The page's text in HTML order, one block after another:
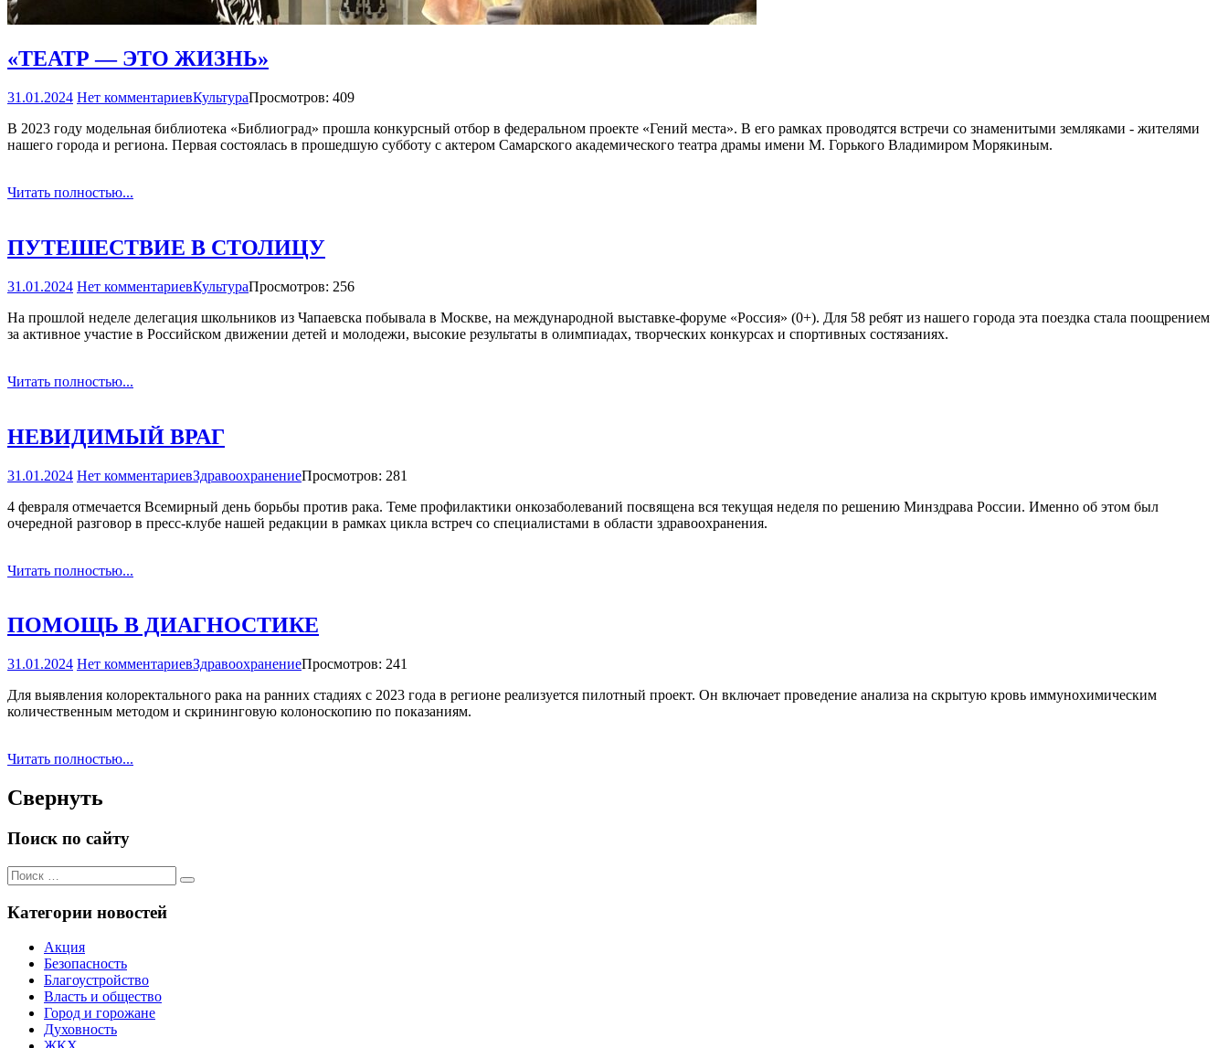
«ТЕАТР — ЭТО ЖИЗНЬ»
31.01.2024 Нет комментариевКультураПросмотров: 409
В 2023 году модельная библиотека «Библиоград» прошла конкурсный отбор в федеральном проекте «Гений места». В его рамках проводятся встречи со знаменитыми земляками - жителями
нашего города и региона. Первая состоялась в прошедшую субботу с актером Самарского академического театра драмы имени М. Горького Владимиром Морякиным.
Читать полностью...
ПУТЕШЕСТВИЕ В СТОЛИЦУ
31.01.2024 Нет комментариевКультураПросмотров: 256
На прошлой неделе делегация школьников из Чапаевска побывала в Москве, на международной выставке-форуме «Россия» (0+). Для 58 ребят из нашего города эта поездка стала поощрением
за активное участие в Российском движении детей и молодежи, высокие результаты в олимпиадах, творческих конкурсах и спортивных состязаниях.
Читать полностью...
НЕВИДИМЫЙ ВРАГ
31.01.2024 Нет комментариевЗдравоохранениеПросмотров: 281
4 февраля отмечается Всемирный день борьбы против рака. Теме профилактики онкозаболеваний посвящена вся текущая неделя по решению Минздрава России. Именно об этом был
очередной разговор в пресс-клубе нашей редакции в рамках цикла встреч со специалистами в области здравоохранения.
Читать полностью...
ПОМОЩЬ В ДИАГНОСТИКЕ
31.01.2024 Нет комментариевЗдравоохранениеПросмотров: 241
Для выявления колоректального рака на ранних стадиях с 2023 года в регионе реализуется пилотный проект. Он включает проведение анализа на скрытую кровь иммунохимическим
количественным методом и скрининговую колоноскопию по показаниям.
Читать полностью...
Свернуть
Поиск по сайту
Поиск
для:
Поиск
Категории новостей
Акция
Безопасность
Благоустройство
Власть и общество
Город и горожане
Духовность